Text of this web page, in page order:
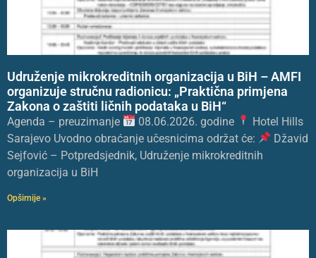
Udruženje mikrokreditnih organizacija u BiH – AMFI
organizuje stručnu radionicu: „Praktična primjena
Zakona o zaštiti ličnih podataka u BiH“
Agenda – preuzimanje 08.06.2026. godine
Hotel Hills
Sarajevo Uvodno obraćanje učesnicima održat će:
Džavid
Sejfović – Potpredsjednik, Udruženje mikrokreditnih
organizacija u BiH
Opširnije »